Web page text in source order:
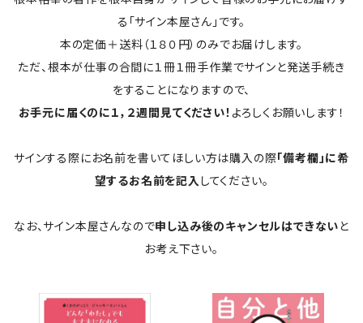
る「サイン本屋さん」です。
本の定価＋送料（１８０円）のみでお届けします。
ただ、根本が仕事の合間に１冊１冊手作業でサインと発送手続き
をすることになりますので、
お手元に届くのに１，２週間見てください！ よろしくお願いします！
サインする際にお名前を書いてほしい方は購入の際「備考欄」に希
望するお名前を記入 してください。
なお、サイン本屋さんなので申し込み後のキャンセルはできないと
お考え下さい。